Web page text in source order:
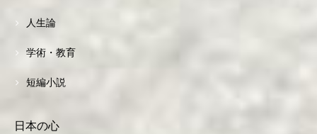
人生論
学術・教育
短編小説
日本の心